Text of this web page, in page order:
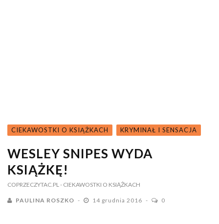
CIEKAWOSTKI O KSIĄŻKACH KRYMINAŁ I SENSACJA
WESLEY SNIPES WYDA
KSIĄŻKĘ!
COPRZECZYTAC.PL - CIEKAWOSTKI O KSIĄŻKACH
PAULINA ROSZKO 14 grudnia 2016 0